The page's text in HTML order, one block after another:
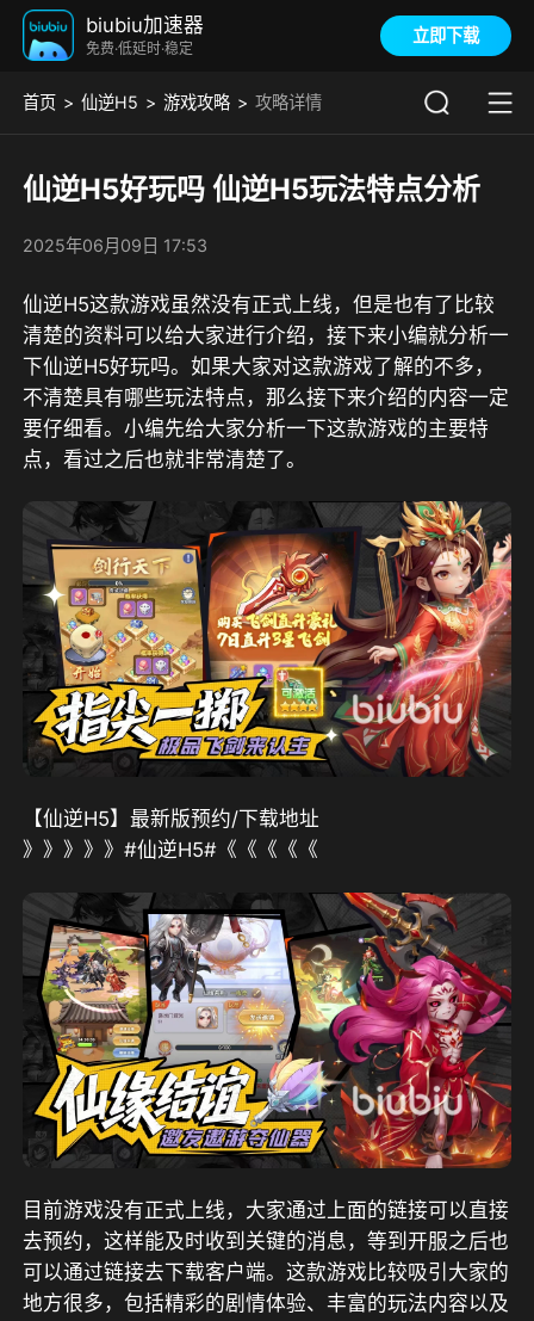
biubiu加速器
免费·低延时·稳定
立即下载
首页 仙逆H5 游戏攻略 攻略详情
仙逆H5好玩吗 仙逆H5玩法特点分析
2025年06月09日 17:53
仙逆H5这款游戏虽然没有正式上线，但是也有了比较
清楚的资料可以给大家进行介绍，接下来小编就分析一
下仙逆H5好玩吗。如果大家对这款游戏了解的不多，
不清楚具有哪些玩法特点，那么接下来介绍的内容一定
要仔细看。小编先给大家分析一下这款游戏的主要特
点，看过之后也就非常清楚了。
【仙逆H5】最新版预约/下载地址
》》》》》#仙逆H5#《《《《《
目前游戏没有正式上线，大家通过上面的链接可以直接
去预约，这样能及时收到关键的消息，等到开服之后也
可以通过链接去下载客户端。这款游戏比较吸引大家的
地方很多，包括精彩的剧情体验、丰富的玩法内容以及